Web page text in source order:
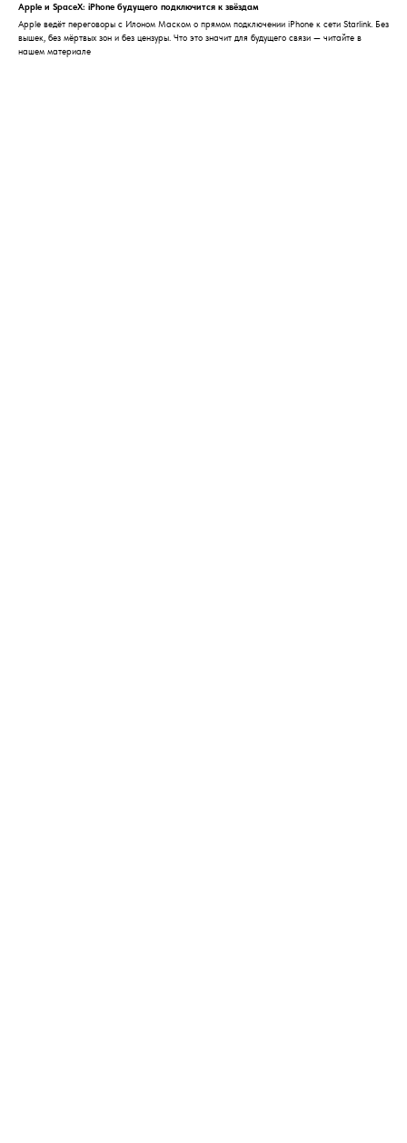
Apple и SpaceX: iPhone будущего подключится к звёздам
Apple ведёт переговоры с Илоном Маском о прямом подключении iPhone к сети Starlink. Без
вышек, без мёртвых зон и без цензуры. Что это значит для будущего связи — читайте в
нашем материале